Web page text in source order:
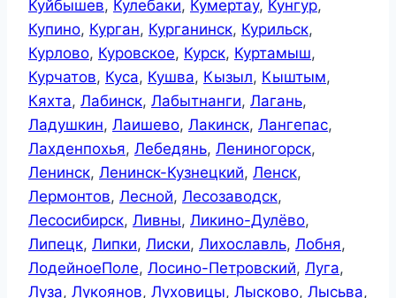
Куйбышев, Кулебаки, Кумертау, Кунгур,
Купино, Курган, Курганинск, Курильск,
Курлово, Куровское, Курск, Куртамыш,
Курчатов, Куса, Кушва, Кызыл, Кыштым,
Кяхта, Лабинск, Лабытнанги, Лагань,
Ладушкин, Лаишево, Лакинск, Лангепас,
Лахденпохья, Лебедянь, Лениногорск,
Ленинск, Ленинск-Кузнецкий, Ленск,
Лермонтов, Лесной, Лесозаводск,
Лесосибирск, Ливны, Ликино-Дулёво,
Липецк, Липки, Лиски, Лихославль, Лобня,
ЛодейноеПоле, Лосино-Петровский, Луга,
Луза, Лукоянов, Луховицы, Лысково, Лысьва,